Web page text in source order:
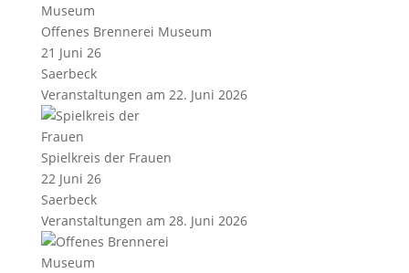
Offenes Brennerei Museum
21 Juni 26
Saerbeck
Veranstaltungen am 22. Juni 2026
Spielkreis der Frauen
22 Juni 26
Saerbeck
Veranstaltungen am 28. Juni 2026